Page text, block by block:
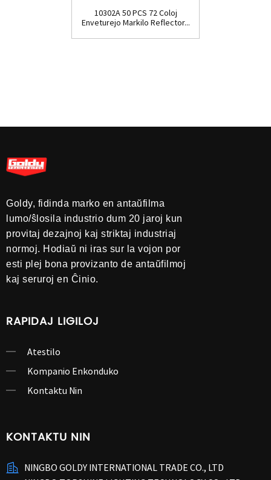
10302A 50 PCS 72 Coloj
Enveturejo Markilo Reflector...
Goldy, fidinda marko en antaŭfilma
lumo/ŝlosila industrio dum 20 jaroj kun
provitaj dezajnoj kaj striktaj industriaj
normoj. Hodiaŭ ni iras sur la vojon por
esti plej bona provizanto de antaŭfilmoj
kaj seruroj en Ĉinio.
RAPIDAJ LIGILOJ
Atestilo
Kompanio Enkonduko
Kontaktu Nin
KONTAKTU NIN
NINGBO GOLDY INTERNATIONAL TRADE CO., LTD